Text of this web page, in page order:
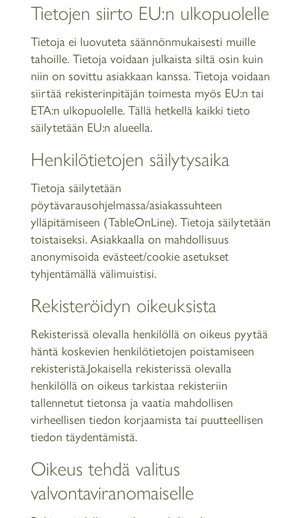
Tietojen siirto EU:n ulkopuolelle
Tietoja ei luovuteta säännönmukaisesti muille
tahoille. Tietoja voidaan julkaista siltä osin kuin
niin on sovittu asiakkaan kanssa. Tietoja voidaan
siirtää rekisterinpitäjän toimesta myös EU:n tai
ETA:n ulkopuolelle. Tällä hetkellä kaikki tieto
säilytetään EU:n alueella.
Henkilötietojen säilytysaika
Tietoja säilytetään
pöytävarausohjelmassa/asiakassuhteen
ylläpitämiseen (TableOnLine). Tietoja säilytetään
toistaiseksi. Asiakkaalla on mahdollisuus
anonymisoida evästeet/cookie asetukset
tyhjentämällä välimuistisi.
Rekisteröidyn oikeuksista
Rekisterissä olevalla henkilöllä on oikeus pyytää
häntä koskevien henkilötietojen poistamiseen
rekisteristä.Jokaisella rekisterissä olevalla
henkilöllä on oikeus tarkistaa rekisteriin
tallennetut tietonsa ja vaatia mahdollisen
virheellisen tiedon korjaamista tai puutteellisen
tiedon täydentämistä.
Oikeus tehdä valitus
valvontaviranomaiselle